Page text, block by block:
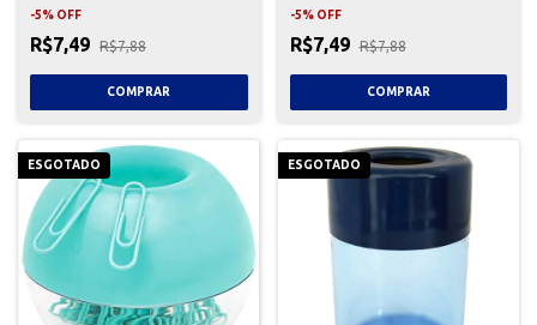
-5% OFF
R$7,49 R$7,88
-5% OFF
R$7,49 R$7,88
ESGOTADO ESGOTADO